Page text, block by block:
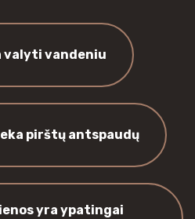
valyti vandeniu
pirštų antspaudų
yra ypatingai